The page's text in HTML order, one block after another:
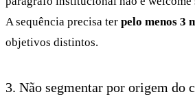
A sequência precisa ter pelo menos 3
objetivos distintos.
3. Não segmentar por origem do